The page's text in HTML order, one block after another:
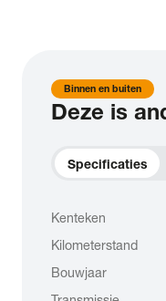
Binnen en buiten
Deze is
Specificaties
Kenteken
Kilometerstand
Bouwjaar